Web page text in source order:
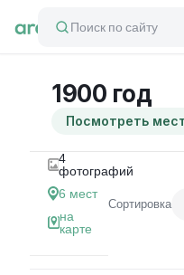
Поиск по сайту
1900 год
Посмотреть
4
фотографий
6 мест
на
карте
Сортировка